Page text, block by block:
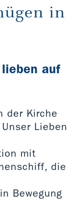
in
auf
der Kirche
Lieben
mit
die
Bewegung